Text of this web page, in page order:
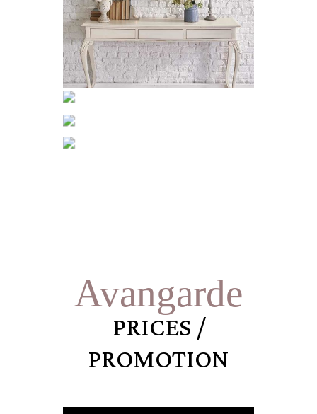
Avangarde
PRICES /
PROMOTION